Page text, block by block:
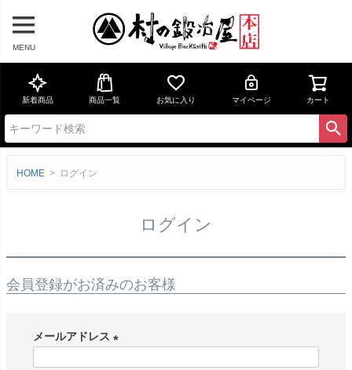
MENU
新着商品 商品一覧 お気に入り マイページ カート
HOME ログイン
ログイン
会員登録がお済みのお客様
メールアドレス